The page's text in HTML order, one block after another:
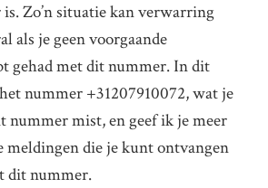
Zo’n situatie kan verwarring
als je geen voorgaande
gehad met dit nummer. In dit
nummer +31207910072, wat je
nummer mist, en geef ik je meer
meldingen die je kunt ontvangen
dit nummer.